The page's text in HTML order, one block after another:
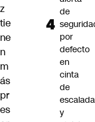
z
tie
ne
n
m
ás
pr
es
de
por
defecto
en
cinta
de
escalada
y